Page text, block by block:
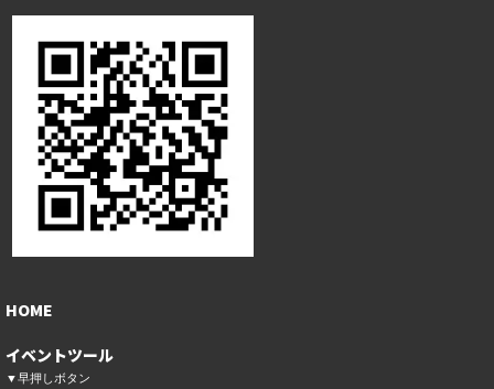
HOME
イベントツール
▼早押しボタン